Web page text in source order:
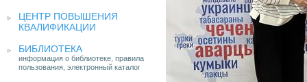
ЦЕНТР ПОВЫШЕНИЯ
КВАЛИФИКАЦИИ
БИБЛИОТЕКА
информация о библиотеке, правила
пользования, электронный каталог